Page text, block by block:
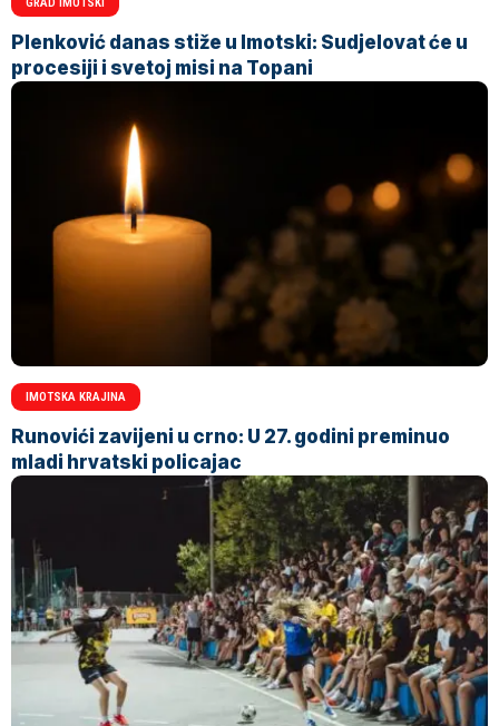
Plenković danas stiže u Imotski: Sudjelovat će u
procesiji i svetoj misi na Topani
IMOTSKA KRAJINA
Runovići zavijeni u crno: U 27. godini preminuo
mladi hrvatski policajac